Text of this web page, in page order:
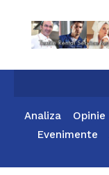
ContentAnaliza Opinie
Evenimente